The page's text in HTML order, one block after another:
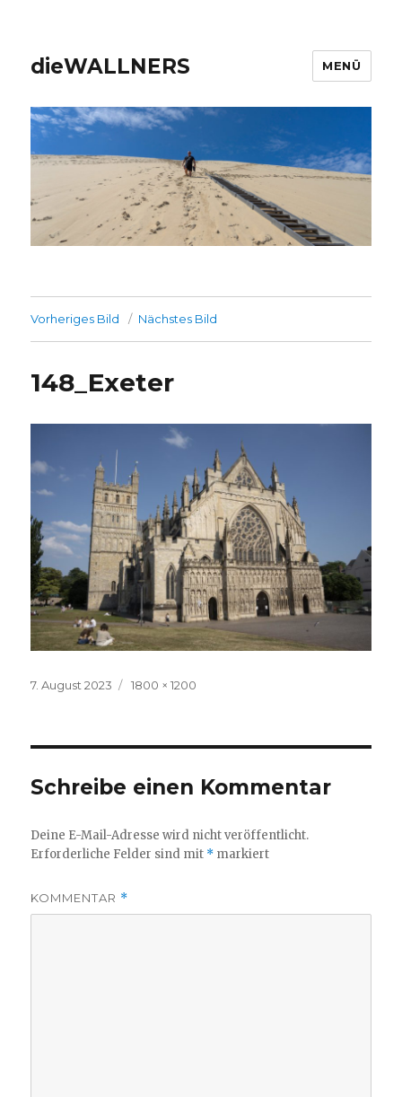
dieWALLNERS MENÜ
Vorheriges Bild Nächstes Bild
148_Exeter
Veröffentlicht
7. August 2023
Volle
1800 × 1200
Schreibe einen Kommentar
Deine E-Mail-Adresse wird nicht veröffentlicht.
Erforderliche Felder sind mit * markiert
KOMMENTAR *